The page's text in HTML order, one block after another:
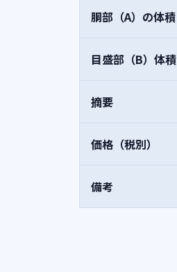
胴部（A）の体積
目盛部（B）体積
摘要
価格（税別）
備考